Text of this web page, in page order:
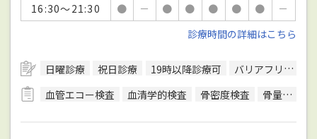
16:30～21:30
● － ● ● ● ● ●
－
診療時間の詳細はこちら
日曜診療 祝日診療 19時以降診療可
バリアフリー対応
血管エコー検査
血清学的検査 骨密度検査 骨量測定